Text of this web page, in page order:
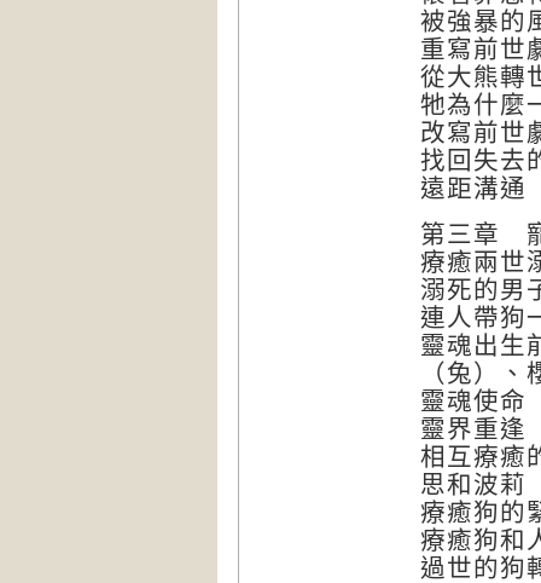
被強暴的
重寫前世
從大熊轉
牠為什麼
改寫前世
找回失去
遠距溝通
第三章
療癒兩世
溺死的男
連人帶狗
靈魂出生
（兔）
靈魂使命
靈界重逢
相互療癒
思和波莉
療癒狗的
療癒狗和
過世的狗